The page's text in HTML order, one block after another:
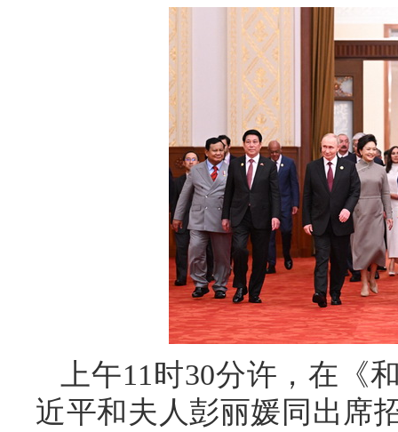
上午11时30分许，在《
近平和夫人彭丽媛同出席